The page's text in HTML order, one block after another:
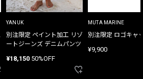
YANUK
別注限定 ペイント加工 リゾ
ートジーンズ デニムパンツ
¥18,150 50%OFF
MUTA MARINE
別注限定 ロゴキャ
¥9,900